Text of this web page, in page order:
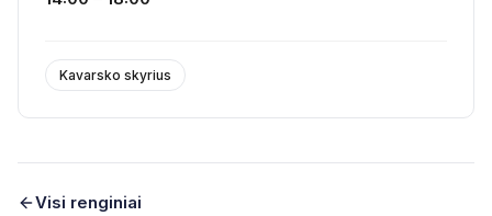
Kavarsko skyrius
Visi renginiai